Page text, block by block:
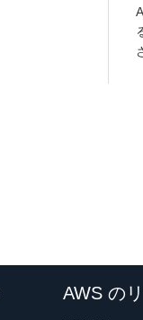
AWS の